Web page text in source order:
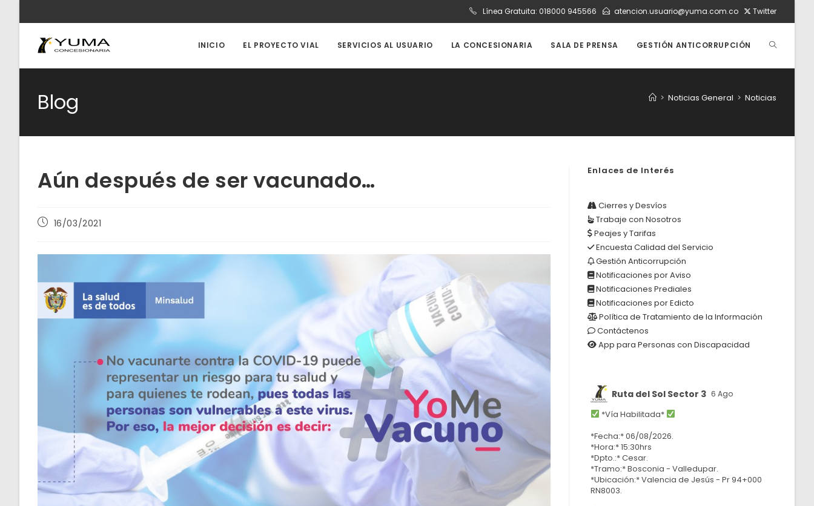
contenido
Línea Gratuita: 018000 945566 atencion.usuario@yuma.com.co Twitter
INICIO EL PROYECTO VIAL SERVICIOS AL USUARIO LA CONCESIONARIA SALA DE PRENSA GESTIÓN ANTICORRUPCIÓN ALTERNAR
DE
Blog > Noticias General > Noticias
Aún después de ser vacunado…
Publicación
entrada:
16/03/2021
Enlaces de Interés
Cierres y Desvíos
Trabaje con Nosotros
Peajes y Tarifas
Encuesta Calidad del Servicio
Gestión Anticorrupción
Notificaciones por Aviso
Notificaciones Prediales
Notificaciones por Edicto
Política de Tratamiento de la Información
Contáctenos
App para Personas con Discapacidad
Ruta del Sol Sector 3 6 Ago
*Vía Habilitada*
*Fecha:* 06/08/2026.
*Hora:* 15:30hrs
*Dpto.:* Cesar.
*Tramo:* Bosconia - Valledupar.
*Ubicación:* Valencia de Jesús - Pr 94+000
RN8003.